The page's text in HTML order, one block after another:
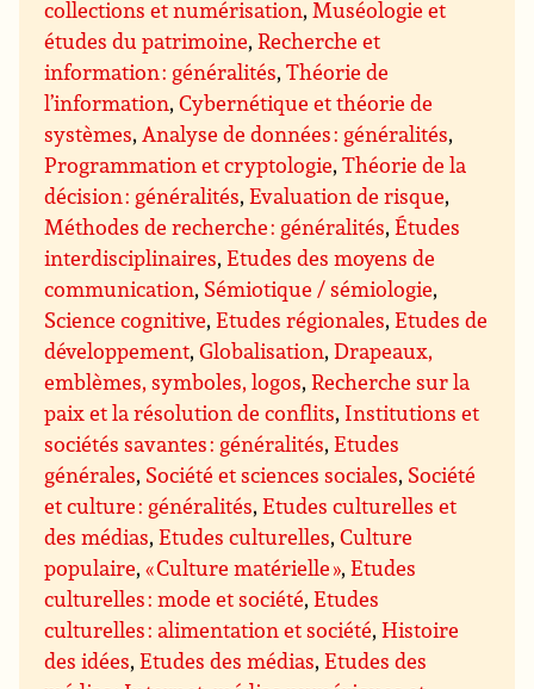
collections et numérisation,Muséologie et
études du patrimoine,Recherche et
information : généralités,Théorie de
l’information,Cybernétique et théorie de
systèmes,Analyse de données : généralités,
Programmation et cryptologie,Théorie de la
décision : généralités,Evaluation de risque,
Méthodes de recherche : généralités,Études
interdisciplinaires,Etudes des moyens de
communication, Sémiotique / sémiologie,
Science cognitive,Etudes régionales,Etudes de
développement,Globalisation,Drapeaux,
emblèmes, symboles, logos,Recherche sur la
paix et la résolution de conflits, Institutions et
sociétés savantes : généralités,Etudes
générales, Société et sciences sociales, Société
et culture : généralités,Etudes culturelles et
des médias,Etudes culturelles,Culture
populaire,« Culture matérielle »,Etudes
culturelles : mode et société,Etudes
culturelles : alimentation et société,Histoire
des idées,Etudes des médias,Etudes des